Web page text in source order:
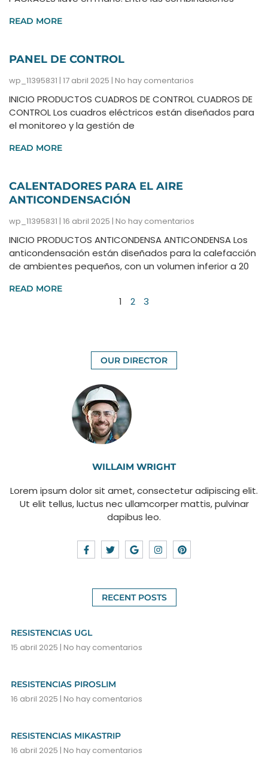
READ MORE
PANEL DE CONTROL
wp_11395831 17 abril 2025 No hay comentarios
INICIO PRODUCTOS CUADROS DE CONTROL CUADROS DE
CONTROL Los cuadros eléctricos están diseñados para
el monitoreo y la gestión de
READ MORE
CALENTADORES PARA EL AIRE
ANTICONDENSACIÓN
wp_11395831 16 abril 2025 No hay comentarios
INICIO PRODUCTOS ANTICONDENSA ANTICONDENSA Los
anticondensación están diseñados para la calefacción
de ambientes pequeños, con un volumen inferior a 20
READ MORE
1 2 3
OUR DIRECTOR
WILLAIM WRIGHT
Lorem ipsum dolor sit amet, consectetur adipiscing elit.
Ut elit tellus, luctus nec ullamcorper mattis, pulvinar
dapibus leo.
RECENT POSTS
RESISTENCIAS UGL
15 abril 2025 No hay comentarios
RESISTENCIAS PIROSLIM
16 abril 2025 No hay comentarios
RESISTENCIAS MIKASTRIP
16 abril 2025 No hay comentarios